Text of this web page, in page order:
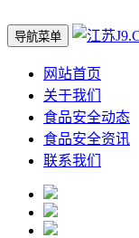
导航菜单
网站首页
关于我们
食品安全动态
食品安全资讯
联系我们